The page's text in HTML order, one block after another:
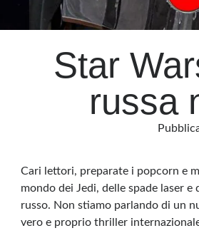
Star
russa
Cari lettori, preparate i popcorn e
mondo dei Jedi, delle spade laser
russo. Non stiamo parlando di un
vero e proprio thriller